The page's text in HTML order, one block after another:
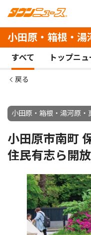
小田原・箱根・湯
すべて トップニュ
戻る
小田原・箱根・湯河原・
小田原市南町
住民有志ら開